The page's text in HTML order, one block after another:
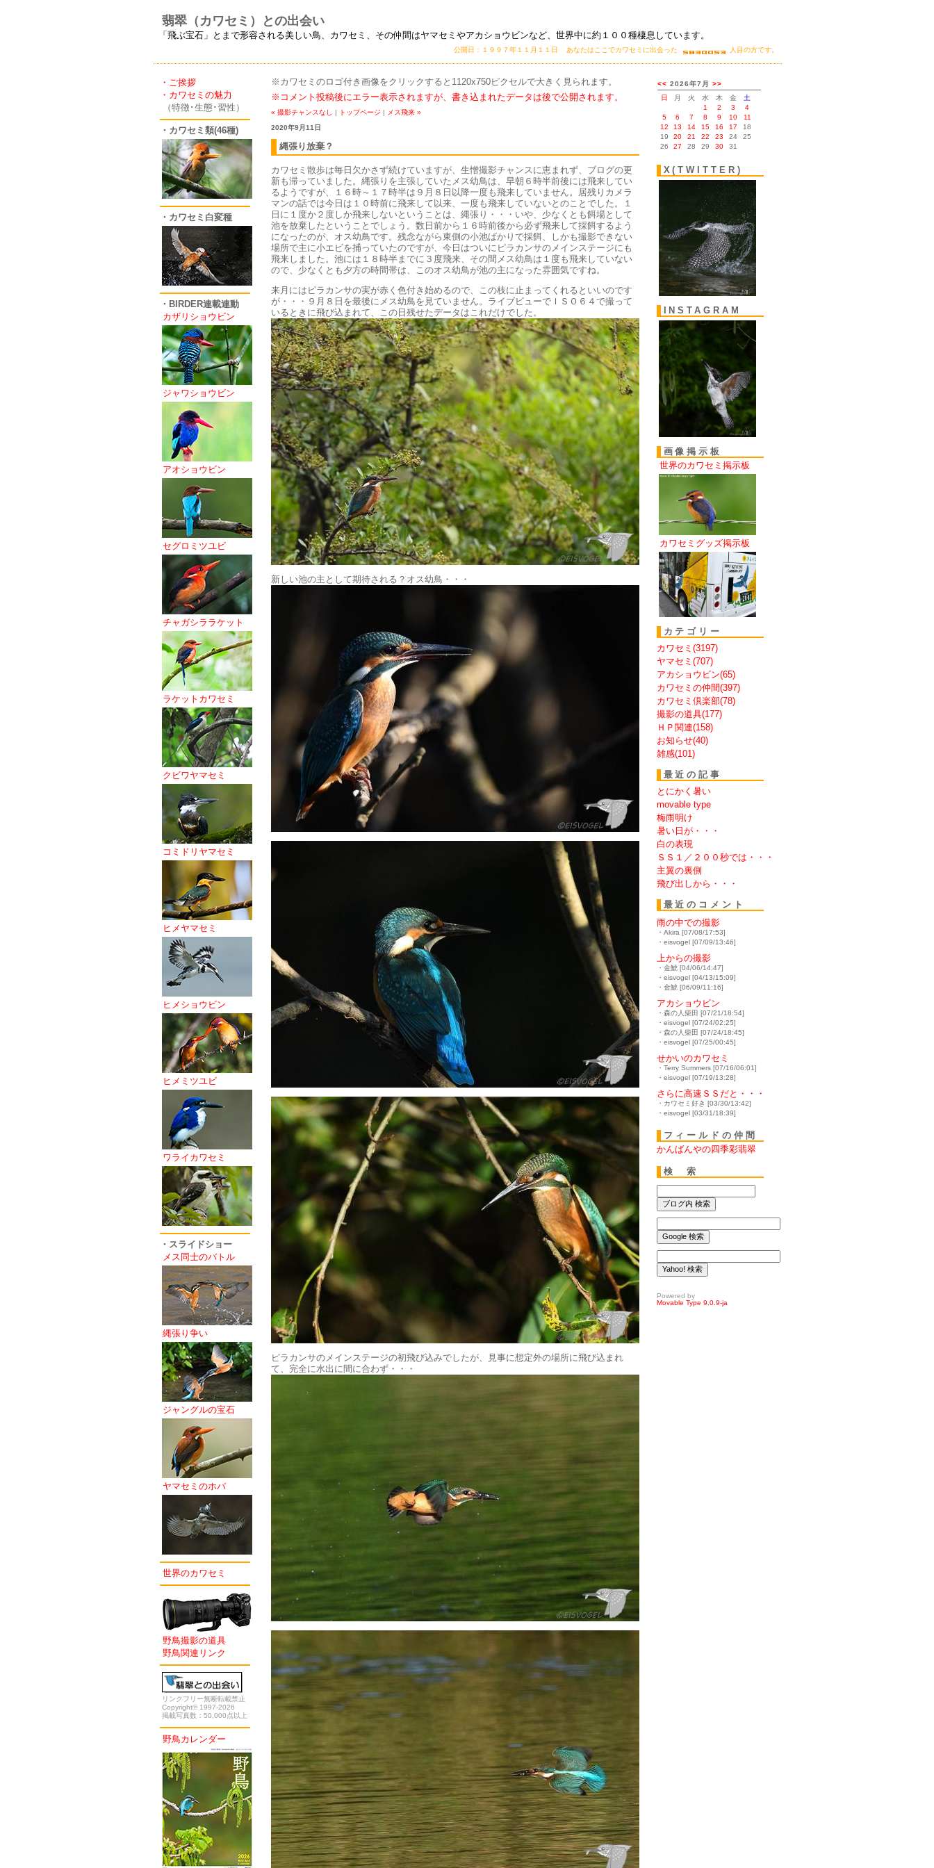
翡翠（カワセミ）との出会い
「飛ぶ宝石」とまで形容される美しい鳥、カワセミ、その仲間はヤマセミやアカショウビンなど、世界中に約１００種棲息しています。
公開日：１９９７年１１月１１日 あなたはここでカワセミに出会った 人目の方です。
・ご挨拶
・カワセミの魅力
（特徴･生態･習性）
・カワセミ類(46種)
・カワセミ白変種
・BIRDER連載連動
カザリショウビン
ジャワショウビン
アオショウビン
セグロミツユビ
チャガシララケット
ラケットカワセミ
クビワヤマセミ
コミドリヤマセミ
ヒメヤマセミ
ヒメショウビン
ヒメミツユビ
ワライカワセミ
・スライドショー
メス同士のバトル
縄張り争い
ジャングルの宝石
ヤマセミのホバ
世界のカワセミ
野鳥撮影の道具
野鳥関連リンク
リンクフリー無断転載禁止
Copyright© 1997-2026
掲載写真数：50,000点以上
野鳥カレンダー
※カワセミのロゴ付き画像をクリックすると1120x750ピクセルで大きく見られます。
※コメント投稿後にエラー表示されますが、書き込まれたデータは後で公開されます。
« 撮影チャンスなし | トップページ |
メス飛来 »
2020年9月11日
縄張り放棄？
カワセミ散歩は毎日欠かさず続けていますが、生憎撮影チャンスに恵まれず、ブログの更
新も滞っていました。縄張りを主張していたメス幼鳥は、早朝６時半前後には飛来してい
るようですが、１６時～１７時半は９月８日以降一度も飛来していません。居残りカメラ
マンの話では今日は１０時前に飛来して以来、一度も飛来していないとのことでした。１
日に１度か２度しか飛来しないということは、縄張り・・・いや、少なくとも餌場として
池を放棄したということでしょう。数日前から１６時前後から必ず飛来して採餌するよう
になったのが、オス幼鳥です。残念ながら東側の小池ばかりで採餌、しかも撮影できない
場所で主に小エビを捕っていたのですが、今日はついにピラカンサのメインステージにも
飛来しました。池には１８時半までに３度飛来、その間メス幼鳥は１度も飛来していない
ので、少なくとも夕方の時間帯は、このオス幼鳥が池の主になった雰囲気ですね。
来月にはピラカンサの実が赤く色付き始めるので、この枝に止まってくれるといいのです
が・・・９月８日を最後にメス幼鳥を見ていません。ライブビューでＩＳＯ６４で撮って
いるときに飛び込まれて、この日残せたデータはこれだけでした。
新しい池の主として期待される？オス幼鳥・・・
ピラカンサのメインステージの初飛び込みでしたが、見事に想定外の場所に飛び込まれ
て、完全に水出に間に合わず・・・
X(TWITTER)
INSTAGRAM
画像掲示板
世界のカワセミ掲示板
カワセミグッズ掲示板
カテゴリー
カワセミ(3197)
ヤマセミ(707)
アカショウビン(65)
カワセミの仲間(397)
カワセミ倶楽部(78)
撮影の道具(177)
ＨＰ関連(158)
お知らせ(40)
雑感(101)
最近の記事
とにかく暑い
movable type
梅雨明け
暑い日が・・・
白の表現
ＳＳ１／２００秒では・・・
主翼の裏側
飛び出しから・・・
最近のコメント
雨の中での撮影
・Akira [07/08/17:53]
・eisvogel [07/09/13:46]
上からの撮影
・金鯱 [04/06/14:47]
・eisvogel [04/13/15:09]
・金鯱 [06/09/11:16]
アカショウビン
・森の人柴田 [07/21/18:54]
・eisvogel [07/24/02:25]
・森の人柴田 [07/24/18:45]
・eisvogel [07/25/00:45]
せかいのカワセミ
・Terry Summers [07/16/06:01]
・eisvogel [07/19/13:28]
さらに高速ＳＳだと・・・
・カワセミ好き [03/30/13:42]
・eisvogel [03/31/18:39]
フィールドの仲間
かんばんやの四季彩翡翠
検 索
Powered by
Movable Type 9.0.9-ja